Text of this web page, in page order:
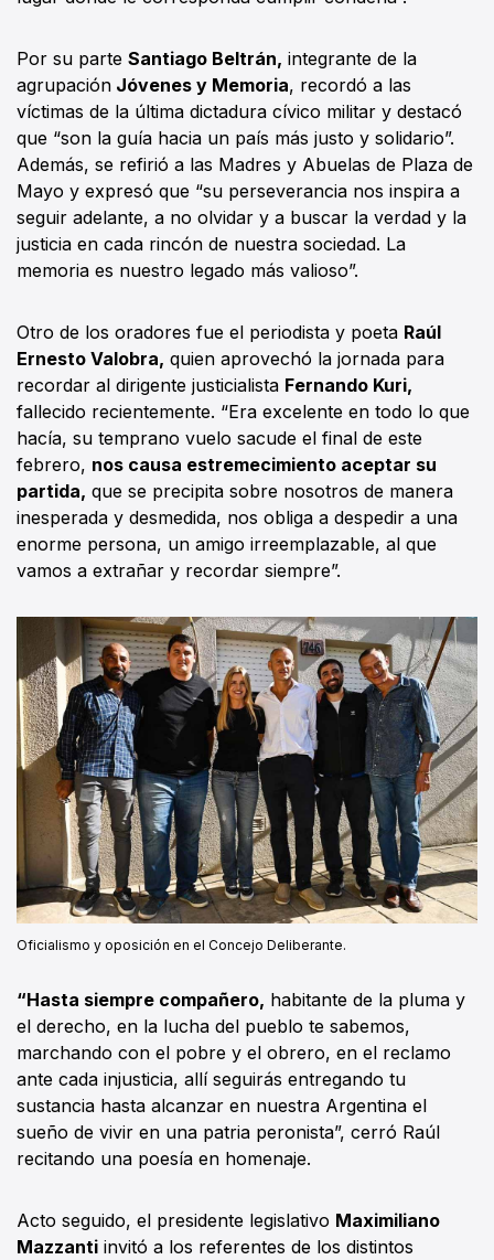
Por su parte Santiago Beltrán, integrante de la
agrupación Jóvenes y Memoria, recordó a las
víctimas de la última dictadura cívico militar y destacó
que “son la guía hacia un país más justo y solidario”.
Además, se refirió a las Madres y Abuelas de Plaza de
Mayo y expresó que “su perseverancia nos inspira a
seguir adelante, a no olvidar y a buscar la verdad y la
justicia en cada rincón de nuestra sociedad. La
memoria es nuestro legado más valioso”.
Otro de los oradores fue el periodista y poeta Raúl
Ernesto Valobra, quien aprovechó la jornada para
recordar al dirigente justicialista Fernando Kuri,
fallecido recientemente. “Era excelente en todo lo que
hacía, su temprano vuelo sacude el final de este
febrero, nos causa estremecimiento aceptar su
partida, que se precipita sobre nosotros de manera
inesperada y desmedida, nos obliga a despedir a una
enorme persona, un amigo irreemplazable, al que
vamos a extrañar y recordar siempre”.
Oficialismo y oposición en el Concejo Deliberante.
“Hasta siempre compañero, habitante de la pluma y
el derecho, en la lucha del pueblo te sabemos,
marchando con el pobre y el obrero, en el reclamo
ante cada injusticia, allí seguirás entregando tu
sustancia hasta alcanzar en nuestra Argentina el
sueño de vivir en una patria peronista”, cerró Raúl
recitando una poesía en homenaje.
Acto seguido, el presidente legislativo Maximiliano
Mazzanti invitó a los referentes de los distintos